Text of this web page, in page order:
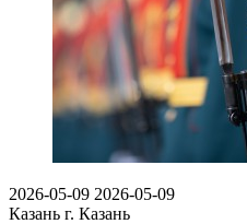
2026-05-09 2026-05-09
Казань г. Казань